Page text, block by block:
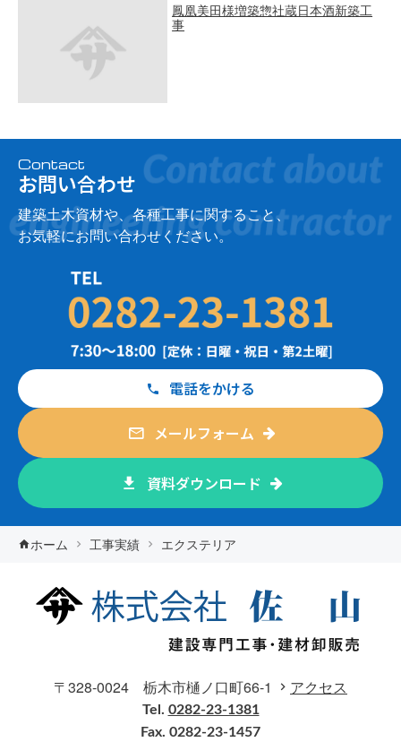
鳳凰美田様増築惣社蔵日本酒新築工
事
Contact
お問い合わせ
建築土木資材や、各種工事に関すること、
お気軽にお問い合わせください。
電話をかける
メールフォーム
資料ダウンロード
ホーム 工事実績 エクステリア
〒328-0024 栃木市樋ノ口町66-1 アクセス
Tel. 0282-23-1381
Fax. 0282-23-1457